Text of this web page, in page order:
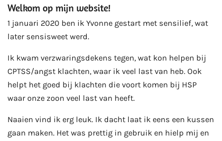
Welkom op mijn website!
1 januari 2020 ben ik Yvonne gestart met sensilief, wat
later sensisweet werd.
Ik kwam verzwaringsdekens tegen, wat kon helpen bij
CPTSS/angst klachten, waar ik veel last van heb. Ook
helpt het goed bij klachten die voort komen bij HSP
waar onze zoon veel last van heeft.
Naaien vind ik erg leuk. Ik dacht laat ik eens een kussen
gaan maken. Het was prettig in gebruik en hielp mij en